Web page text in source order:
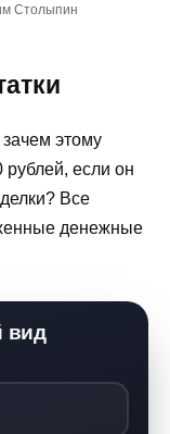
Столыпин
этому
если он
Все
денежные
вид